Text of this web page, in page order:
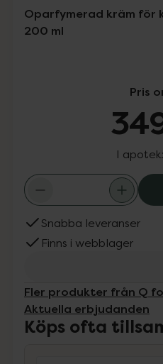
Oparfymerad kräm för
200 ml
Pris
I apotek:
Snabba leveranser
Finns i webblager
Fler produkter från Q
Aktuella erbjudanden
Köps ofta